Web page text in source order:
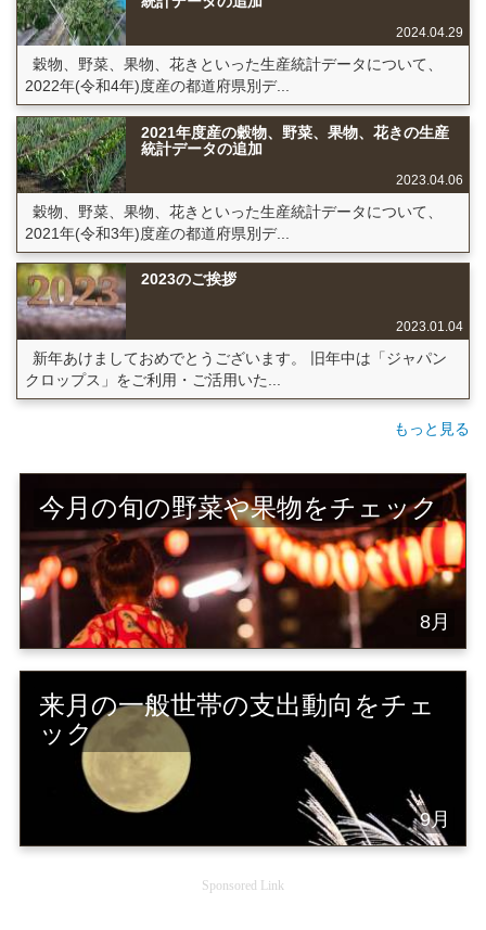
2024.04.29
穀物、野菜、果物、花きといった生産統計データについて、
2022年(令和4年)度産の都道府県別デ...
2021年度産の穀物、野菜、果物、花きの生産
統計データの追加
2023.04.06
穀物、野菜、果物、花きといった生産統計データについて、
2021年(令和3年)度産の都道府県別デ...
2023のご挨拶
2023.01.04
新年あけましておめでとうございます。 旧年中は「ジャパン
クロップス」をご利用・ご活用いた...
もっと見る
今月の旬の野菜や果物をチェック
8月
来月の一般世帯の支出動向をチェ
ック
9月
Sponsored Link